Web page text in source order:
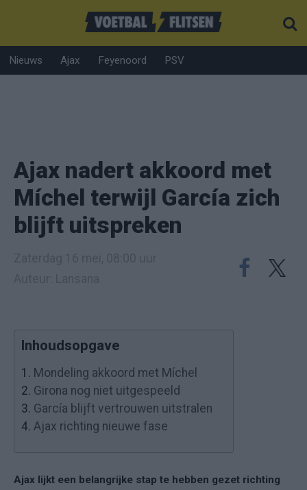
Nieuws Ajax Feyenoord PSV
Ajax nadert akkoord met
Míchel terwijl García zich
blijft uitspreken
Inhoudsopgave
1. Mondeling akkoord met Míchel
2. Girona nog niet uitgespeeld
3. García blijft vertrouwen uitstralen
4. Ajax richting nieuwe fase
Ajax lijkt een belangrijke stap te hebben gezet richting